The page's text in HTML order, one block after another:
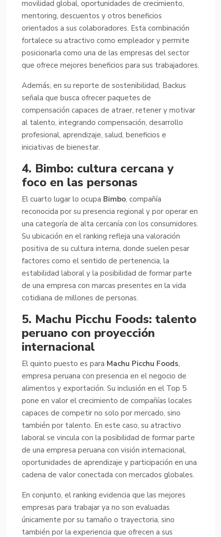
movilidad global, oportunidades de crecimiento,
mentoring, descuentos y otros beneficios
orientados a sus colaboradores. Esta combinación
fortalece su atractivo como empleador y permite
posicionarla como una de las empresas del sector
que ofrece mejores beneficios para sus trabajadores.
Además, en su reporte de sostenibilidad, Backus
señala que busca ofrecer paquetes de
compensación capaces de atraer, retener y motivar
al talento, integrando compensación, desarrollo
profesional, aprendizaje, salud, beneficios e
iniciativas de bienestar.
4. Bimbo: cultura cercana y
foco en las personas
El cuarto lugar lo ocupa Bimbo, compañía
reconocida por su presencia regional y por operar en
una categoría de alta cercanía con los consumidores.
Su ubicación en el ranking refleja una valoración
positiva de su cultura interna, donde suelen pesar
factores como el sentido de pertenencia, la
estabilidad laboral y la posibilidad de formar parte
de una empresa con marcas presentes en la vida
cotidiana de millones de personas.
5. Machu Picchu Foods: talento
peruano con proyección
internacional
El quinto puesto es para Machu Picchu Foods,
empresa peruana con presencia en el negocio de
alimentos y exportación. Su inclusión en el Top 5
pone en valor el crecimiento de compañías locales
capaces de competir no solo por mercado, sino
también por talento. En este caso, su atractivo
laboral se vincula con la posibilidad de formar parte
de una empresa peruana con visión internacional,
oportunidades de aprendizaje y participación en una
cadena de valor conectada con mercados globales.
En conjunto, el ranking evidencia que las mejores
empresas para trabajar ya no son evaluadas
únicamente por su tamaño o trayectoria, sino
también por la experiencia que ofrecen a sus